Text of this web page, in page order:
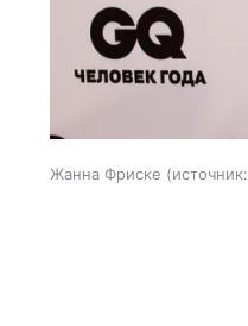
Жанна Фриске источник: